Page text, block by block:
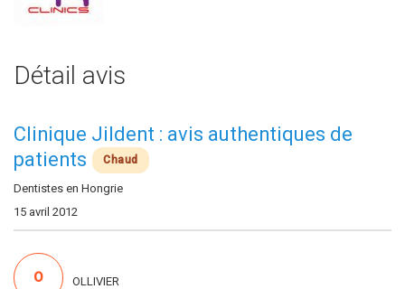
Détail avis
Clinique Jildent : avis authentiques de
patients
Chaud
Dentistes en Hongrie
15 avril 2012
O OLLIVIER